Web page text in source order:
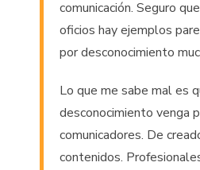
comunicación. Seguro
oficios hay ejemplos
por desconocimiento
Lo que me sabe mal es
desconocimiento venga
comunicadores. De
contenidos.